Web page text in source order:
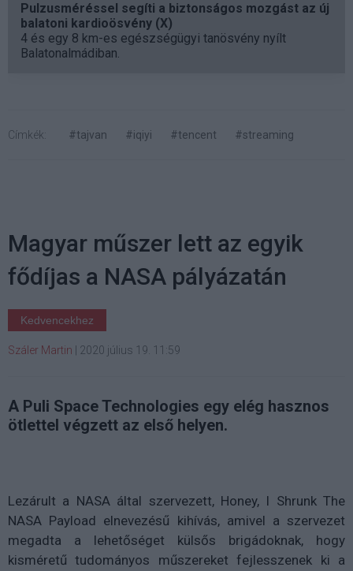
Pulzusméréssel segíti a biztonságos mozgást az új
balatoni kardioösvény (X)
4 és egy 8 km-es egészségügyi tanösvény nyílt
Balatonalmádiban.
Címkék: #tajvan #iqiyi #tencent #streaming
Magyar műszer lett az egyik
fődíjas a NASA pályázatán
Kedvencekhez
Száler Martin 2020 július 19. 11:59
A Puli Space Technologies egy elég hasznos
ötlettel végzett az első helyen.
Lezárult a NASA által szervezett, Honey, I Shrunk The
NASA Payload elnevezésű kihívás, amivel a szervezet
megadta a lehetőséget külsős brigádoknak, hogy
kisméretű tudományos műszereket fejlesszenek ki a